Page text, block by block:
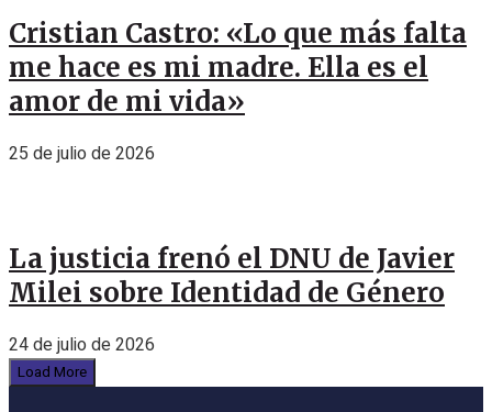
Cristian Castro: «Lo que más falta
me hace es mi madre. Ella es el
amor de mi vida»
25 de julio de 2026
La justicia frenó el DNU de Javier
Milei sobre Identidad de Género
24 de julio de 2026
Load More